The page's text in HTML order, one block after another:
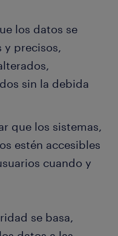
los datos se
y precisos,
sin la debida
que los sistemas,
estén accesibles
cuando y
se basa,